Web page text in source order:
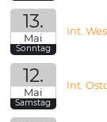
13.
Mai
Sonntag
Int.
12.
Mai
Samstag
Int.